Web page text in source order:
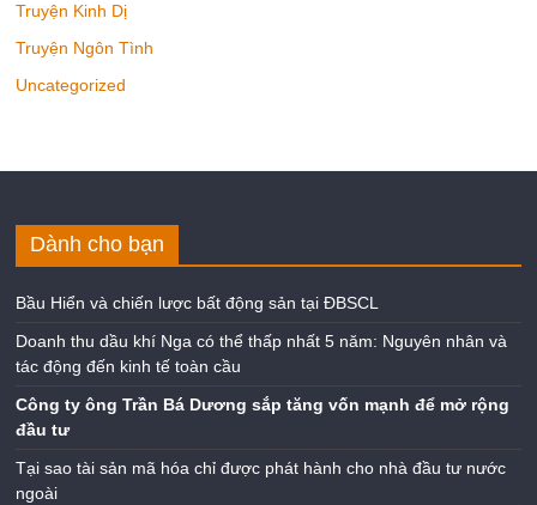
Truyện Kinh Dị
Truyện Ngôn Tình
Uncategorized
Dành cho bạn
Bầu Hiển và chiến lược bất động sản tại ĐBSCL
Doanh thu dầu khí Nga có thể thấp nhất 5 năm: Nguyên nhân và
tác động đến kinh tế toàn cầu
Công ty ông Trần Bá Dương sắp tăng vốn mạnh để mở rộng
đầu tư
Tại sao tài sản mã hóa chỉ được phát hành cho nhà đầu tư nước
ngoài